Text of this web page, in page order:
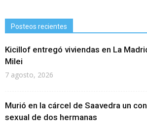
Posteos recientes
Kicillof entregó viviendas en La
Milei
7 agosto, 2026
Murió en la cárcel de Saavedra un
sexual de dos hermanas